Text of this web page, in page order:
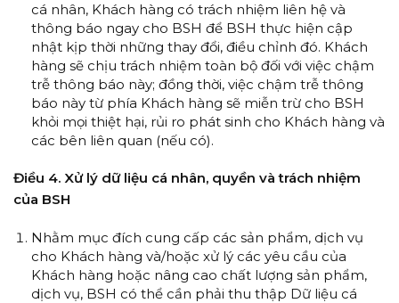
cá nhân, Khách hàng có trách nhiệm liên hệ và
thông báo ngay cho BSH để BSH thực hiện cập
nhật kịp thời những thay đổi, điều chỉnh đó. Khách
hàng sẽ chịu trách nhiệm toàn bộ đối với việc chậm
trễ thông báo này; đồng thời, việc chậm trễ thông
báo này từ phía Khách hàng sẽ miễn trừ cho BSH
khỏi mọi thiệt hại, rủi ro phát sinh cho Khách hàng và
các bên liên quan (nếu có).
Điều 4. Xử lý dữ liệu cá nhân, quyền và trách nhiệm
của BSH
Nhằm mục đích cung cấp các sản phẩm, dịch vụ
cho Khách hàng và/hoặc xử lý các yêu cầu của
Khách hàng hoặc nâng cao chất lượng sản phẩm,
dịch vụ, BSH có thể cần phải thu thập Dữ liệu cá